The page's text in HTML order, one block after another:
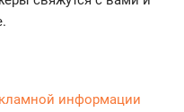
информации